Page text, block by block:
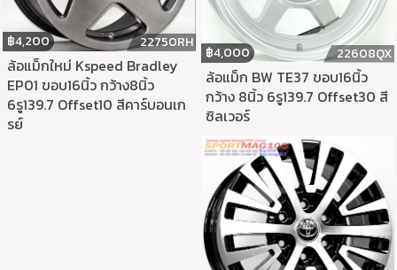
฿4,200 22750RH
ล้อแม็กใหม่ Kspeed Bradley
EP01 ขอบ16นิ้ว กว้าง8นิ้ว
6รู139.7 Offset10 สีคาร์บอนเก
รย์
฿4,000 22608QX
ล้อแม็ก BW TE37 ขอบ16นิ้ว
กว้าง 8นิ้ว 6รู139.7 Offset30 สี
ซิลเวอร์